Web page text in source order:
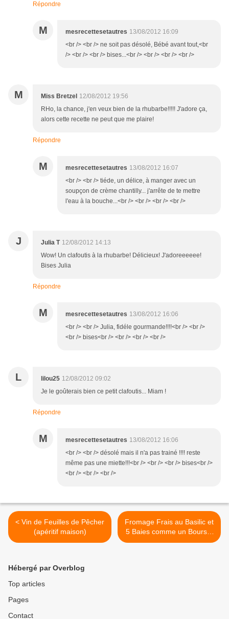
Répondre
M mesrecettesetautres 13/08/2012 16:09
<br /> <br /> ne soit pas désolé, Bébé avant tout,<br
/> <br /> <br /> bises...<br /> <br /> <br /> <br />
M Miss Bretzel 12/08/2012 19:56
RHo, la chance, j'en veux bien de la rhubarbe!!!!! J'adore ça,
alors cette recette ne peut que me plaire!
Répondre
M mesrecettesetautres 13/08/2012 16:07
<br /> <br /> tiéde, un délice, à manger avec un
soupçon de crème chantilly... j'arrête de te mettre
l'eau à la bouche...<br /> <br /> <br /> <br />
J Julia T 12/08/2012 14:13
Wow! Un clafoutis à la rhubarbe! Délicieux! J'adoreeeeee!
Bises Julia
Répondre
M mesrecettesetautres 13/08/2012 16:06
<br /> <br /> Julia, fidéle gourmande!!!!<br /> <br />
<br /> bises<br /> <br /> <br /> <br />
L lilou25 12/08/2012 09:02
Je le goûterais bien ce petit clafoutis... Miam !
Répondre
M mesrecettesetautres 13/08/2012 16:06
<br /> <br /> désolé mais il n'a pas trainé !!!! reste
même pas une miette!!!<br /> <br /> <br /> bises<br />
<br /> <br /> <br />
< Vin de Feuilles de Pêcher
(apéritif maison)
Fromage Frais au Basilic et
5 Baies comme un Boursin
Maison >
Hébergé par Overblog
Top articles
Pages
Contact